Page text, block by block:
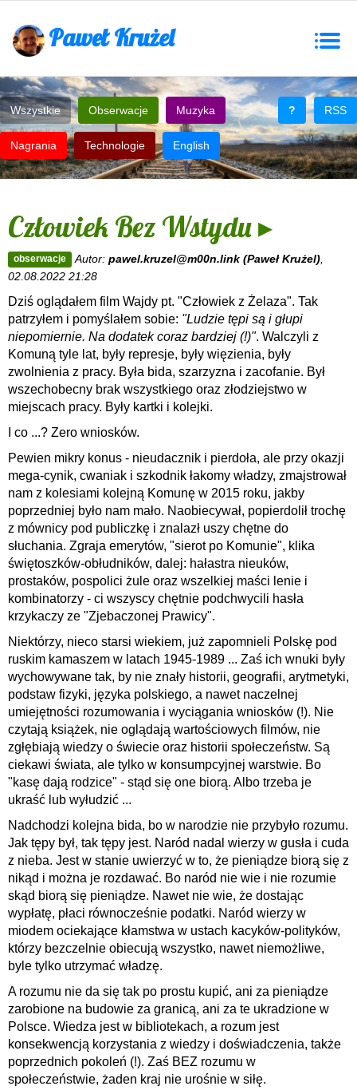
Paweł Krużel
RSS
?
Wszystkie Obserwacje Muzyka
Nagrania Technologie English
Człowiek Bez Wstydu ▸
obserwacje Autor:pawel.kruzel@m00n.link (Paweł Krużel)
02.08.2022 21:28
Dziś oglądałem film Wajdy pt. "Człowiek z Żelaza". Tak
patrzyłem i pomyślałem sobie: "Ludzie tępi są i głupi
niepomiernie. Na dodatek coraz bardziej (!)". Walczyli z
Komuną tyle lat, były represje, były więzienia, były
zwolnienia z pracy. Była bida, szarzyzna i zacofanie. Był
wszechobecny brak wszystkiego oraz złodziejstwo w
miejscach pracy. Były kartki i kolejki.
I co ...? Zero wniosków.
Pewien mikry konus - nieudacznik i pierdoła, ale przy okazji
mega-cynik, cwaniak i szkodnik łakomy władzy, zmajstrował
nam z kolesiami kolejną Komunę w 2015 roku, jakby
poprzedniej było nam mało. Naobiecywał, popierdolił trochę
z mównicy pod publiczkę i znalazł uszy chętne do
słuchania. Zgraja emerytów, "sierot po Komunie", klika
świętoszków-obłudników, dalej: hałastra nieuków,
prostaków, pospolici żule oraz wszelkiej maści lenie i
kombinatorzy - ci wszyscy chętnie podchwycili hasła
krzykaczy ze "Zjebaczonej Prawicy".
Niektórzy, nieco starsi wiekiem, już zapomnieli Polskę pod
ruskim kamaszem w latach 1945-1989 ... Zaś ich wnuki były
wychowywane tak, by nie znały historii, geografii, arytmetyki,
podstaw fizyki, języka polskiego, a nawet naczelnej
umiejętności rozumowania i wyciągania wniosków (!). Nie
czytają książek, nie oglądają wartościowych filmów, nie
zgłębiają wiedzy o świecie oraz historii społeczeństw. Są
ciekawi świata, ale tylko w konsumpcyjnej warstwie. Bo
"kasę dają rodzice" - stąd się one biorą. Albo trzeba je
ukraść lub wyłudzić ...
Nadchodzi kolejna bida, bo w narodzie nie przybyło rozumu.
Jak tępy był, tak tępy jest. Naród nadal wierzy w gusła i cuda
z nieba. Jest w stanie uwierzyć w to, że pieniądze biorą się z
nikąd i można je rozdawać. Bo naród nie wie i nie rozumie
skąd biorą się pieniądze. Nawet nie wie, że dostając
wypłatę, płaci równocześnie podatki. Naród wierzy w
miodem ociekające kłamstwa w ustach kacyków-polityków,
którzy bezczelnie obiecują wszystko, nawet niemożliwe,
byle tylko utrzymać władzę.
A rozumu nie da się tak po prostu kupić, ani za pieniądze
zarobione na budowie za granicą, ani za te ukradzione w
Polsce. Wiedza jest w bibliotekach, a rozum jest
konsekwencją korzystania z wiedzy i doświadczenia, także
poprzednich pokoleń (!). Zaś BEZ rozumu w
społeczeństwie, żaden kraj nie urośnie w siłę.